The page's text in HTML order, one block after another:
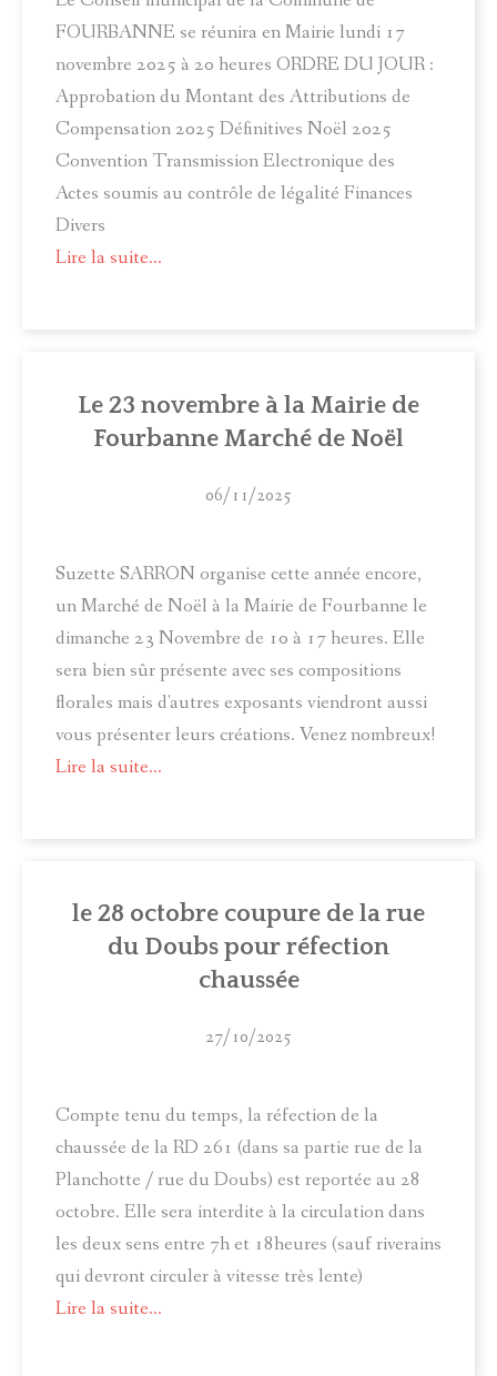
FOURBANNE se réunira en Mairie lundi 17
novembre 2025 à 20 heures ORDRE DU JOUR :
Approbation du Montant des Attributions de
Compensation 2025 Définitives Noël 2025
Convention Transmission Electronique des
Actes soumis au contrôle de légalité Finances
Divers
Lire la suite...
Le 23 novembre à la Mairie de
Fourbanne Marché de Noël
06/11/2025
Suzette SARRON organise cette année encore,
un Marché de Noël à la Mairie de Fourbanne le
dimanche 23 Novembre de 10 à 17 heures. Elle
sera bien sûr présente avec ses compositions
florales mais d'autres exposants viendront aussi
vous présenter leurs créations. Venez nombreux!
Lire la suite...
le 28 octobre coupure de la rue
du Doubs pour réfection
chaussée
27/10/2025
Compte tenu du temps, la réfection de la
chaussée de la RD 261 (dans sa partie rue de la
Planchotte / rue du Doubs) est reportée au 28
octobre. Elle sera interdite à la circulation dans
les deux sens entre 7h et 18heures (sauf riverains
qui devront circuler à vitesse très lente)
Lire la suite...